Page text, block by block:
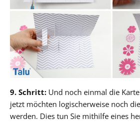
9. Schritt: Und noch einmal die
jetzt möchten logischerweise noch
werden. Dies tun Sie mithilfe eines